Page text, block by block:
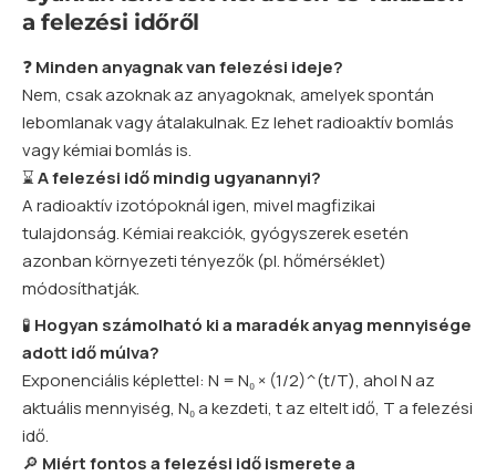
a felezési időről
❓Minden anyagnak van felezési ideje?
Nem, csak azoknak az anyagoknak, amelyek spontán
lebomlanak vagy átalakulnak. Ez lehet radioaktív bomlás
vagy kémiai bomlás is.
⌛A felezési idő mindig ugyanannyi?
A radioaktív izotópoknál igen, mivel magfizikai
tulajdonság. Kémiai reakciók, gyógyszerek esetén
azonban környezeti tényezők (pl. hőmérséklet)
módosíthatják.
🧪 Hogyan számolható ki a maradék anyag mennyisége
adott idő múlva?
Exponenciális képlettel: N = N₀ × (1/2)^(t/T), ahol N az
aktuális mennyiség, N₀ a kezdeti, t az eltelt idő, T a felezési
idő.
🔎 Miért fontos a felezési idő ismerete a